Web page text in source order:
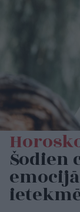
Šodien